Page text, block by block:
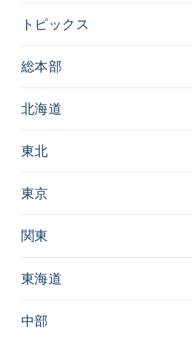
トピックス
総本部
北海道
東北
東京
関東
東海道
中部